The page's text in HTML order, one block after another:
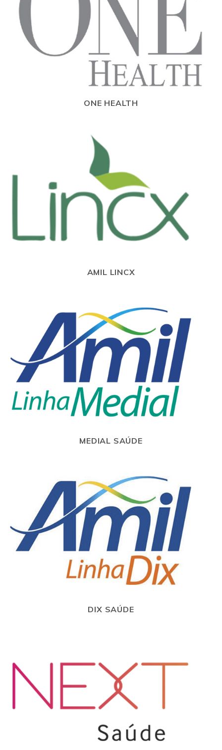
ONE HEALTH
AMIL LINCX
MEDIAL SAÚDE
DIX SAÚDE